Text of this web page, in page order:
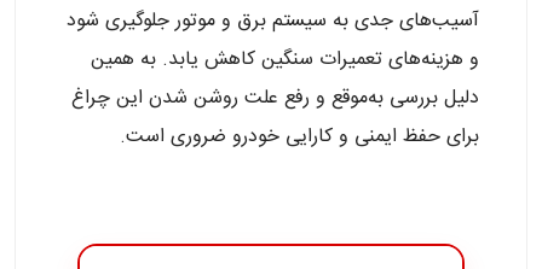
آسیب‌های جدی به سیستم برق و موتور جلوگیری شود
و هزینه‌های تعمیرات سنگین کاهش یابد. به همین
دلیل بررسی به‌موقع و رفع علت روشن شدن این چراغ
برای حفظ ایمنی و کارایی خودرو ضروری است.